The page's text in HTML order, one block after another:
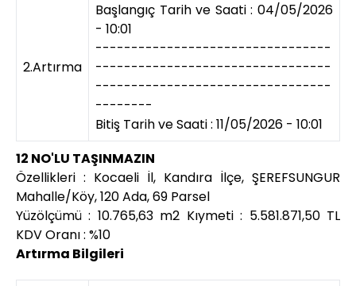
2.Artırma
Başlangıç Tarih ve Saati : 04/05/2026
- 10:01
---------------------------------
---------------------------------
---------------------------------
--------
Bitiş Tarih ve Saati : 11/05/2026 - 10:01
12 NO'LU TAŞINMAZIN
Özellikleri : Kocaeli İl, Kandıra İlçe, ŞEREFSUNGUR
Mahalle/Köy, 120 Ada, 69 Parsel
Yüzölçümü : 10.765,63 m2 Kıymeti : 5.581.871,50 TL
KDV Oranı : %10
Artırma Bilgileri